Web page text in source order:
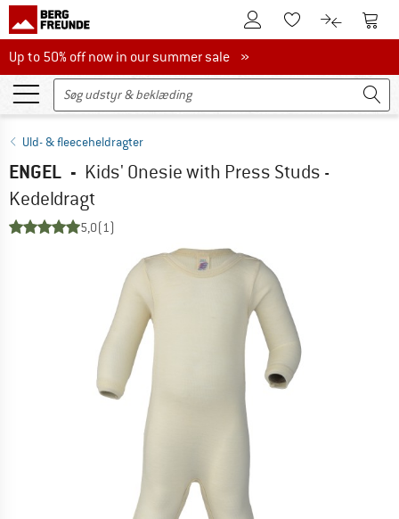
Til kundekontoenTil huskesedlen.
Til Til
Up to 50% off now in our summer sale
Up to 50% off now in our summer sale »
Uld- & fleeceheldragter
ENGEL - Kids' Onesie with Press Studs -
Kedeldragt
5,0(1)